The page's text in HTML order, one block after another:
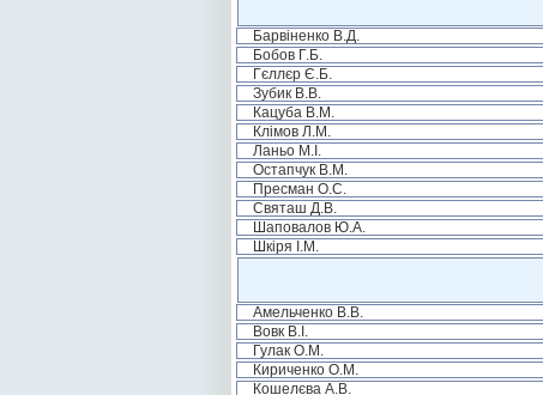
Барвіненко В.Д.
Бобов Г.Б.
Гєллєр Є.Б.
Зубик В.В.
Кацуба В.М.
Клімов Л.М.
Ланьо М.І.
Остапчук В.М.
Пресман О.С.
Святаш Д.В.
Шаповалов Ю.А.
Шкіря І.М.
Амельченко В.В.
Вовк В.І.
Гулак О.М.
Кириченко О.М.
Кошелєва А.В.